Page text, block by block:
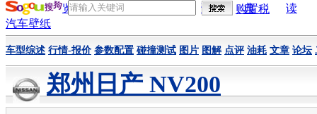
览器
赏
询
典
读
购置税
汽车壁纸
车型综述 行情-报价 参数配置 碰撞测试 图片 图解 点评 油耗 文章 论坛
郑州日产 NV200